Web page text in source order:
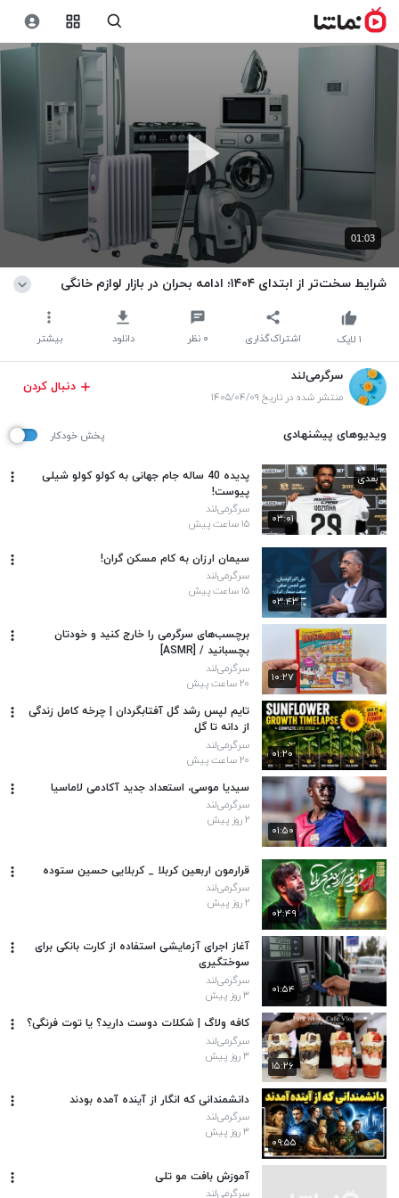
01:03
شرایط سخت‌تر از ابتدای ۱۴۰۴؛ ادامه بحران در بازار لوازم خانگی
اشتراک‌گذاری ۰ نظر دانلود بیشتر ۱ لایک
سرگرمی‌لند
منتشر شده در تاریخ ۱۴۰۵/۰۴/۰۹
دنبال کردن
ویدیوهای پیشنهادی پخش خودکار
۰۳:۰۱
بعدی
پدیده 40 ساله جام جهانی به کولو کولو شیلی
پیوست!
سرگرمی‌لند
۱۵ ساعت پیش
۰۳:۴۳
سیمان ارزان به کام مسکن گران!
سرگرمی‌لند
۱۵ ساعت پیش
۱۰:۲۷
برچسب‌های سرگرمی را خارج کنید و خودتان
بچسبانید / [ASMR]
سرگرمی‌لند
۲۰ ساعت پیش
۰۱:۲۰
تایم لپس رشد گل آفتابگردان | چرخه کامل زندگی
از دانه تا گل
سرگرمی‌لند
۲۰ ساعت پیش
۰۱:۵۰
سیدیا موسی، استعداد جدید آکادمی لاماسیا
سرگرمی‌لند
۲ روز پیش
۰۲:۴۹
قرارمون اربعین کربلا _ کربلایی حسین ستوده
سرگرمی‌لند
۲ روز پیش
۰۱:۵۴
آغاز اجرای آزمایشی استفاده از کارت بانکی برای
سوختگیری
سرگرمی‌لند
۳ روز پیش
۱۵:۲۶
کافه ولاگ | شکلات دوست دارید؟ یا توت فرنگی؟
سرگرمی‌لند
۳ روز پیش
۰۹:۵۵
دانشمندانی که انگار از آینده آمده بودند
سرگرمی‌لند
۳ روز پیش
آموزش بافت مو تلی
سرگرمی‌لند